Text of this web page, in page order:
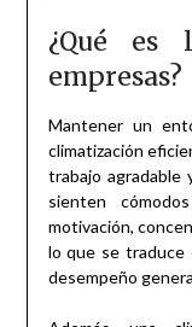
¿Qué es
empresas?
Mantener un
climatización
trabajo agradable
sienten
motivación,
lo que se traduce
desempeño